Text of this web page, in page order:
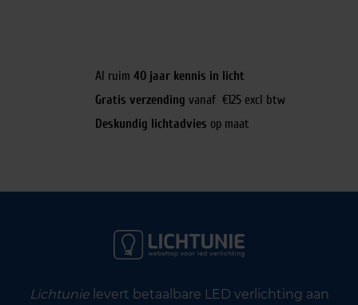
Al ruim 40 jaar kennis in licht
Gratis verzending vanaf €125 excl btw
Deskundig lichtadvies op maat
Lichtunielevert betaalbare LED verlichting aan